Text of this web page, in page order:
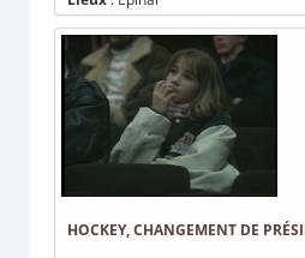
HOCKEY, CHANGEMENT DE